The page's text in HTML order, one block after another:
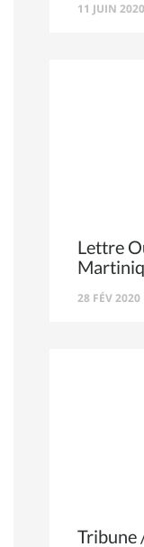
11 JUIN 2020
Lettre
28 FÉV 2020
Tribune